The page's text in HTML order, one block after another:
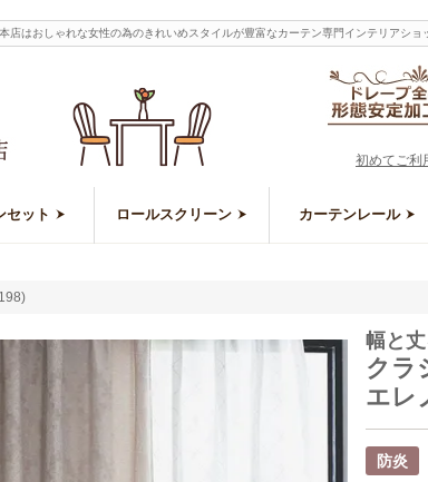
はおしゃれな女性の為のきれいめスタイルが豊富なカーテン専門インテリアショ
初めてご利
セット ロールスクリーン カーテンレール
幅と
クラ
エレ
防炎